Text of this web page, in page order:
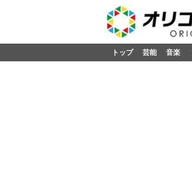
トップ 芸能 音楽